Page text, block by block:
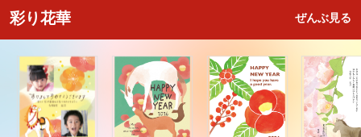
彩り花華 ぜんぶ見る